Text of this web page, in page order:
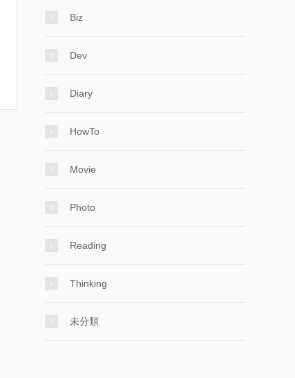
Biz
Dev
Diary
HowTo
Movie
Photo
Reading
Thinking
未分類